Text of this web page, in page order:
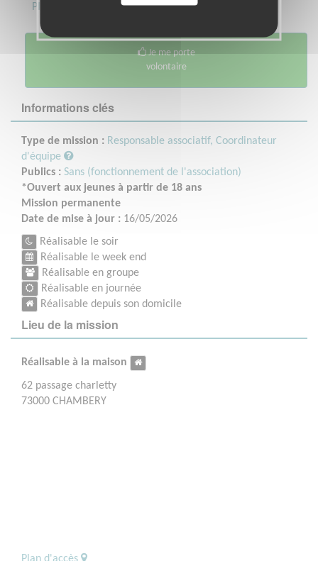
Plus sur cette association
Je me porte
volontaire
Informations clés
Type de mission : Responsable associatif, Coordinateur
d'équipe
Publics : Sans (fonctionnement de l'association)
*Ouvert aux jeunes à partir de 18 ans
Mission permanente
Date de mise à jour : 16/05/2026
Réalisable le soir
Réalisable le week end
Réalisable en groupe
Réalisable en journée
Réalisable depuis son domicile
Lieu de la mission
Réalisable à la maison
62 passage charletty
73000 CHAMBERY
Plan d'accès